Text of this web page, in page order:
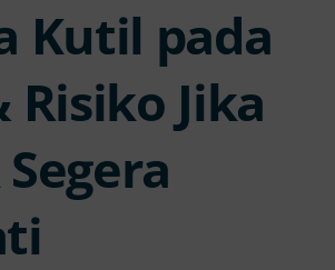
Layanan
FAQs
Kutil pada
Risiko Jika